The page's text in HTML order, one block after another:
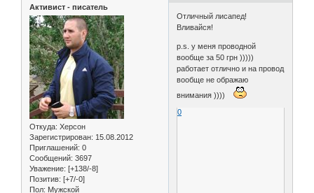
Активист - писатель
Откуда: Херсон
Зарегистрирован: 15.08.2012
Приглашений: 0
Сообщений: 3697
Уважение: [+138/-8]
Позитив: [+7/-0]
Пол: Мужской
Отличный лисапед!
Вливайся!
p.s. у меня проводной
вообще за 50 грн )))))
работает отлично и на провод
вообще не ображаю
внимания ))))
0